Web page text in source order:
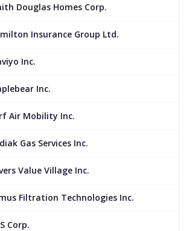
Douglas Homes Corp.
Insurance Group Ltd.
Inc.
Inc.
Air Mobility Inc.
Gas Services Inc.
Value Village Inc.
Filtration Technologies Inc.
Corp.